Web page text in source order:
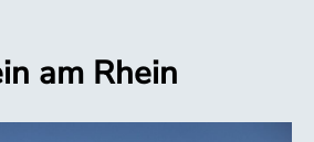
am Rhein